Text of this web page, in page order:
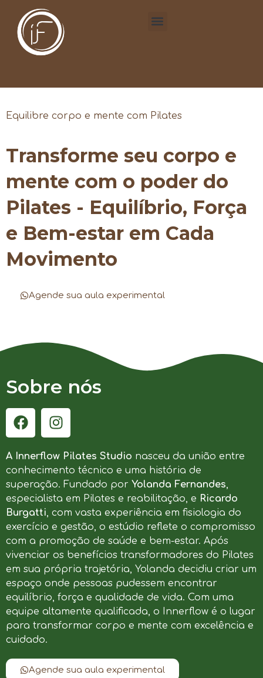
Equilibre corpo e mente com Pilates
Transforme seu corpo e
mente com o poder do
Pilates - Equilíbrio, Força
e Bem-estar em Cada
Movimento
Agende sua aula experimental
Sobre nós
A Innerflow Pilates Studio nasceu da união entre
conhecimento técnico e uma história de
superação. Fundado por Yolanda Fernandes,
especialista em Pilates e reabilitação, e Ricardo
Burgatti, com vasta experiência em fisiologia do
exercício e gestão, o estúdio reflete o compromisso
com a promoção de saúde e bem-estar. Após
vivenciar os benefícios transformadores do Pilates
em sua própria trajetória, Yolanda decidiu criar um
espaço onde pessoas pudessem encontrar
equilíbrio, força e qualidade de vida. Com uma
equipe altamente qualificada, o Innerflow é o lugar
para transformar corpo e mente com excelência e
cuidado.
Agende sua aula experimental